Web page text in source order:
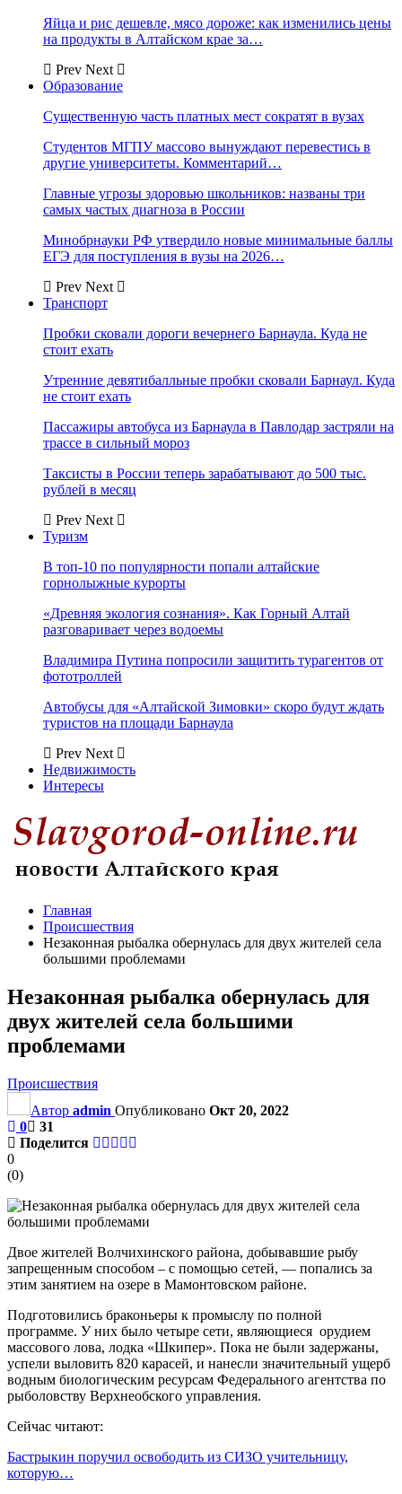
Яйца и рис дешевле, мясо дороже: как изменились цены
на продукты в Алтайском крае за…
Prev Next
Образование
Существенную часть платных мест сократят в вузах
Студентов МГПУ массово вынуждают перевестись в
другие университеты. Комментарий…
Главные угрозы здоровью школьников: названы три
самых частых диагноза в России
Минобрнауки РФ утвердило новые минимальные баллы
ЕГЭ для поступления в вузы на 2026…
Prev Next
Транспорт
Пробки сковали дороги вечернего Барнаула. Куда не
стоит ехать
Утренние девятибалльные пробки сковали Барнаул. Куда
не стоит ехать
Пассажиры автобуса из Барнаула в Павлодар застряли на
трассе в сильный мороз
Таксисты в России теперь зарабатывают до 500 тыс.
рублей в месяц
Prev Next
Туризм
В топ-10 по популярности попали алтайские
горнолыжные курорты
«Древняя экология сознания». Как Горный Алтай
разговаривает через водоемы
Владимира Путина попросили защитить турагентов от
фототроллей
Автобусы для «Алтайской Зимовки» скоро будут ждать
туристов на площади Барнаула
Prev Next
Недвижимость
Интересы
Главная
Происшествия
Незаконная рыбалка обернулась для двух жителей села
большими проблемами
Незаконная рыбалка обернулась для
двух жителей села большими
проблемами
Происшествия
Автор admin Опубликовано Окт 20, 2022
0
31
Поделится
0
(0)
Двое жителей Волчихинского района, добывавшие рыбу
запрещенным способом – с помощью сетей, — попались за
этим занятием на озере в Мамонтовском районе.
Подготовились браконьеры к промыслу по полной
программе. У них было четыре сети, являющиеся орудием
массового лова, лодка «Шкипер». Пока не были задержаны,
успели выловить 820 карасей, и нанесли значительный ущерб
водным биологическим ресурсам Федерального агентства по
рыболовству Верхнеобского управления.
Сейчас читают:
Бастрыкин поручил освободить из СИЗО учительницу,
которую…